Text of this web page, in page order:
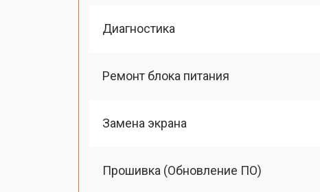
Диагностика
Ремонт блока питания
Замена экрана
Прошивка (Обновление ПО)